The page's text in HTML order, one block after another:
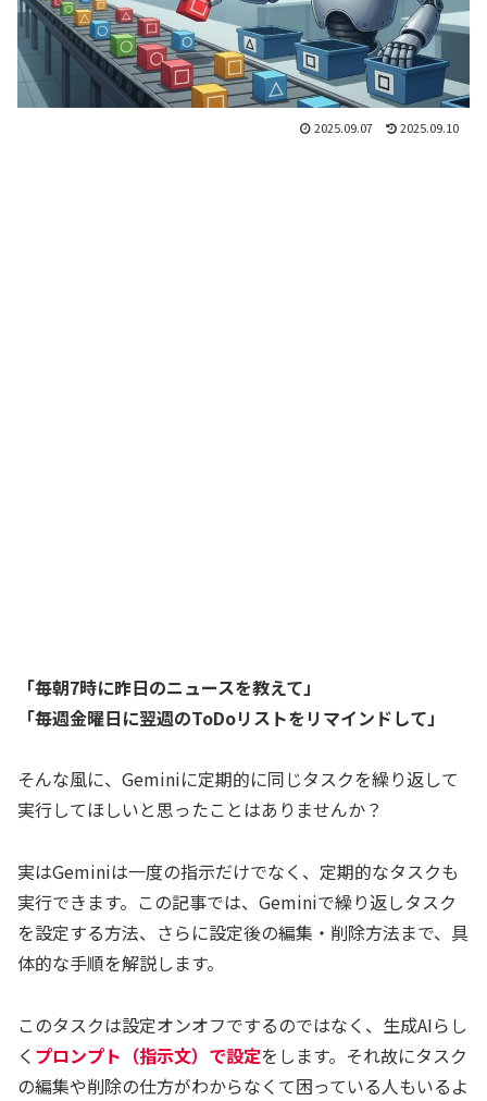
2025.09.07 2025.09.10
「毎朝7時に昨日のニュースを教えて」
「毎週金曜日に翌週のToDoリストをリマインドして」
そんな風に、Geminiに定期的に同じタスクを繰り返して
実行してほしいと思ったことはありませんか？
実はGeminiは一度の指示だけでなく、定期的なタスクも
実行できます。この記事では、Geminiで繰り返しタスク
を設定する方法、さらに設定後の編集・削除方法まで、具
体的な手順を解説します。
このタスクは設定オンオフでするのではなく、生成AIらし
く プロンプト（指示文）で設定をします。それ故にタスク
の編集や削除の仕方がわからなくて困っている人もいるよ